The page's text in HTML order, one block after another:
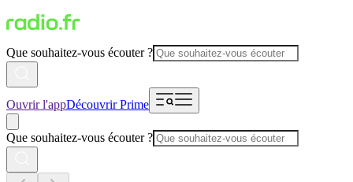
Que souhaitez-vous écouter ?
Ouvrir l'appDécouvrir Prime
Que souhaitez-vous écouter ?